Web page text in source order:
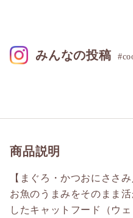
商品説明
【まぐろ・かつおにささみ
お魚のうまみをそのまま
したキャットフード（ウ
みんなの投稿